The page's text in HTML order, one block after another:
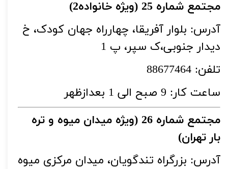
مجتمع شماره 25 (ویژه خانواده2)
آدرس: بلوار آفریقا، چهارراه جهان کودک، خ
دیدار جنوبی،ک سپر، پ 1
تلفن: 88677464
ساعت کار: 9 صبح الی 1 بعدازظهر
مجتمع شماره 26 (ویژه میدان میوه و تره
بار تهران)
آدرس: بزرگراه تندگویان، میدان مرکزی میوه